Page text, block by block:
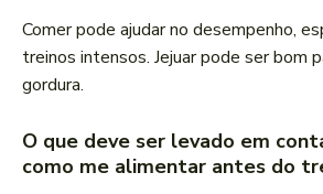
Comer pode ajudar no desempenho,
treinos intensos. Jejuar pode ser bom
gordura.
O que deve ser levado em
como me alimentar antes do